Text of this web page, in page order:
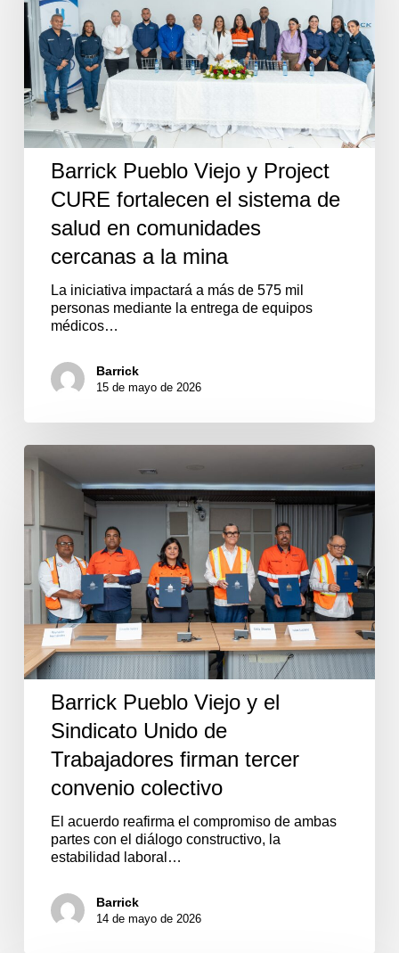
CURE
fortalecen
el
sistema
de
salud
en
comunidades
cercanas
mina
Barrick Pueblo Viejo y Project
CURE fortalecen el sistema de
salud en comunidades
cercanas a la mina
La iniciativa impactará a más de 575 mil
personas mediante la entrega de equipos
médicos…
Barrick
15 de mayo de 2026
Barrick
Pueblo
el
Sindicato
Unido
Trabajadores
firman
tercer
convenio
colectivo
Barrick Pueblo Viejo y el
Sindicato Unido de
Trabajadores firman tercer
convenio colectivo
El acuerdo reafirma el compromiso de ambas
partes con el diálogo constructivo, la
estabilidad laboral…
Barrick
14 de mayo de 2026